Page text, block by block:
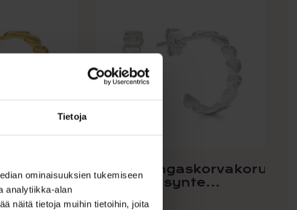
Tietoja
ominaisuuksien tukemiseen
analytiikka-alan
näitä tietoja muihin tietoihin, joita
sydänrengaskorvakorut
kirkkailla synte...